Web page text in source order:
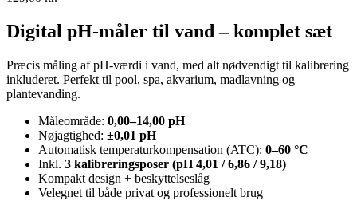
Digital pH-måler til vand – komplet sæt
Præcis måling af pH-værdi i vand, med alt nødvendigt til kalibrering
inkluderet. Perfekt til pool, spa, akvarium, madlavning og
plantevanding.
Måleområde: 0,00–14,00 pH
Nøjagtighed: ±0,01 pH
Automatisk temperaturkompensation (ATC): 0–60 °C
Inkl. 3 kalibreringsposer (pH 4,01 / 6,86 / 9,18)
Kompakt design + beskyttelseslåg
Velegnet til både privat og professionelt brug